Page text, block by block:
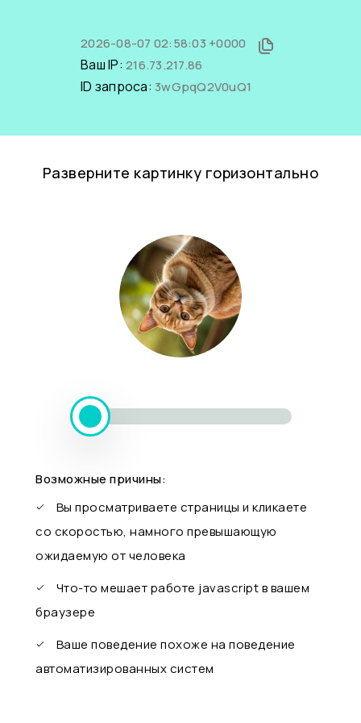
2026-08-07 02:58:03 +0000
Ваш IP: 216.73.217.86
ID запроса: 3wGpqQ2V0uQ1
Разверните картинку горизонтально
Возможные причины:
Вы просматриваете страницы и кликаете
со скоростью, намного превышающую
ожидаемую от человека
Что-то мешает работе javascript в вашем
браузере
Ваше поведение похоже на поведение
автоматизированных систем